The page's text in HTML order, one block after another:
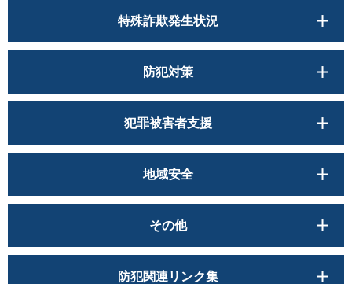
特殊詐欺発生状況
防犯対策
犯罪被害者支援
地域安全
その他
防犯関連リンク集